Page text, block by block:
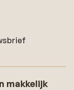
makkelijk